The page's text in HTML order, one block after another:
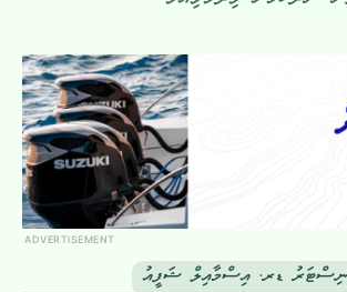
ADVERTISEMENT
ޑރ. އިސްމާއިލް ޝަފީއު